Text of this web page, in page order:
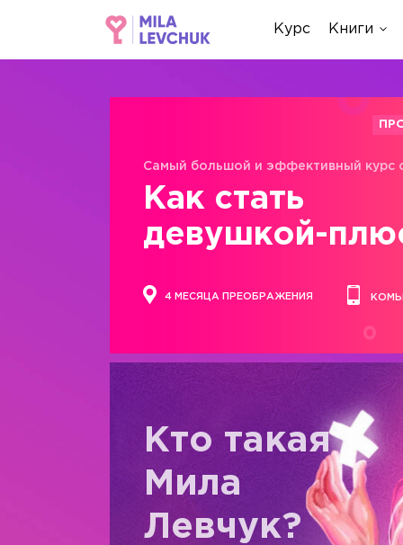
Курс Книги
Самый большой и эффективный курс
Как стать
девушкой-
4 МЕСЯЦА ПРЕОБРАЖЕНИЯ
Кто такая
Мила
Левчук?